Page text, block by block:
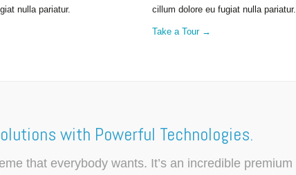
nulla pariatur.
cillum dolore eu fugiat nulla pariatur.
Take a Tour →
with Powerful Technologies.
that everybody wants. It’s an incredible premium